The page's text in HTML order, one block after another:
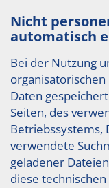
Nicht
automatisch
Bei der Nutzung
Daten
Seiten, des
Betriebssystems,
verwendete
geladener
diese